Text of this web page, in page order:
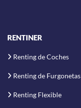
RENTINER
Renting de Coches
Renting de Furgonetas
Renting Flexible